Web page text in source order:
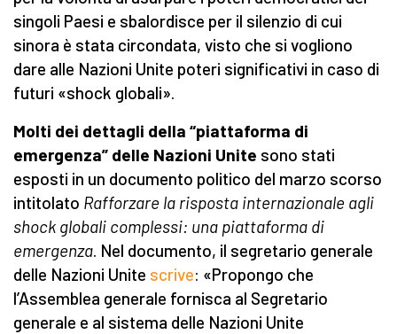
singoli Paesi e sbalordisce per il silenzio di cui
sinora è stata circondata, visto che si vogliono
dare alle Nazioni Unite poteri significativi in caso di
futuri «shock globali».
Molti dei dettagli della “piattaforma di
emergenza” delle Nazioni Unite sono stati
esposti in un documento politico del marzo scorso
intitolato Rafforzare la risposta internazionale agli
shock globali complessi: una piattaforma di
emergenza. Nel documento, il segretario generale
delle Nazioni Unite scrive: «Propongo che
l’Assemblea generale fornisca al Segretario
generale e al sistema delle Nazioni Unite